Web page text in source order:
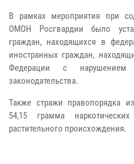
В рамках мероприятия при
ОМОН Росгвардии было
граждан, находящихся в
иностранных граждан,
Федерации с нарушением
законодательства.
Также стражи правопорядка
54,15 грамма
растительного происхождения.